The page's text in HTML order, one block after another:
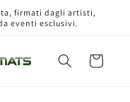
firmati dagli artisti,
eventi esclusivi.
Carrello